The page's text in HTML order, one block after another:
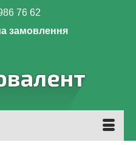
76 62
замовлення